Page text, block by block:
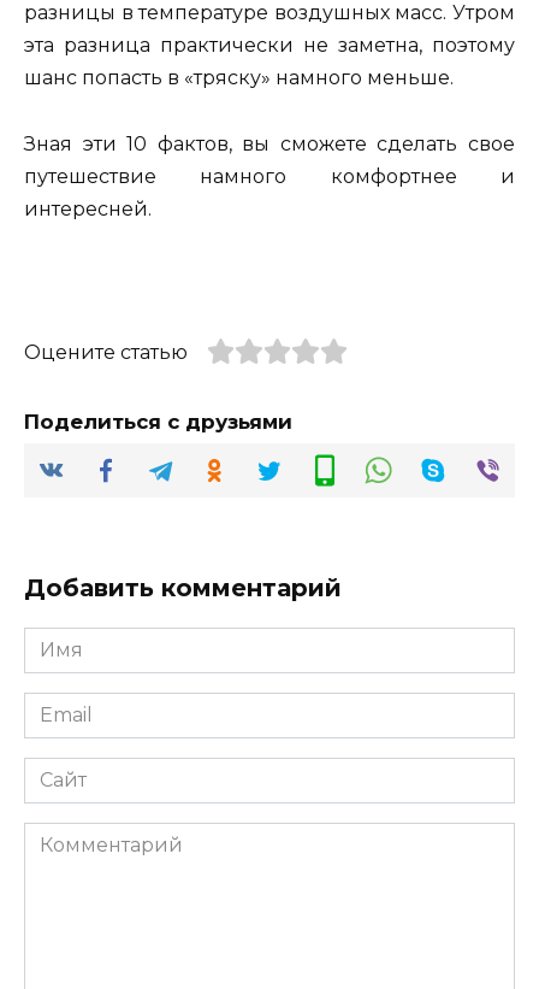
разницы в температуре воздушных масс. Утром
эта разница практически не заметна, поэтому
шанс попасть в «тряску» намного меньше.
Зная эти 10 фактов, вы сможете сделать свое
путешествие намного комфортнее и
интересней.
Оцените статью
Поделиться с друзьями
Добавить комментарий
Имя
*
Email
*
Сайт
Комментарий